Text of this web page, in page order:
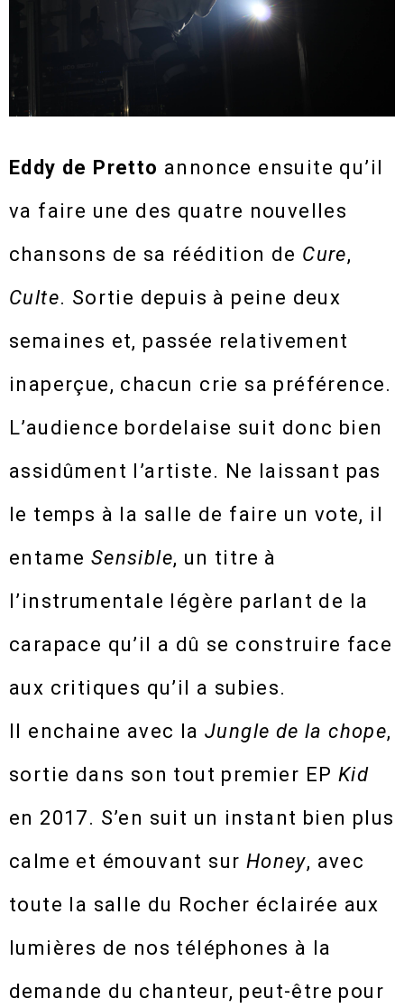
Eddy de Pretto annonce ensuite qu’il
va faire une des quatre nouvelles
chansons de sa réédition de Cure,
Culte. Sortie depuis à peine deux
semaines et, passée relativement
inaperçue, chacun crie sa préférence.
L’audience bordelaise suit donc bien
assidûment l’artiste. Ne laissant pas
le temps à la salle de faire un vote, il
entame Sensible, un titre à
l’instrumentale légère parlant de la
carapace qu’il a dû se construire face
aux critiques qu’il a subies.
Il enchaine avec la Jungle de la chope,
sortie dans son tout premier EP Kid
en 2017. S’en suit un instant bien plus
calme et émouvant sur Honey, avec
toute la salle du Rocher éclairée aux
lumières de nos téléphones à la
demande du chanteur, peut-être pour